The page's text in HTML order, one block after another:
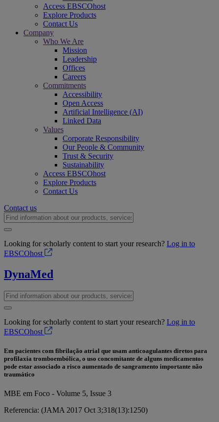
Access EBSCOhost
Explore Products
Contact Us
Company
Who We Are
Mission
Leadership
Offices
Careers
Commitments
Accessibility
Open Access
Artificial Intelligence (AI)
Linked Data
Values
Corporate Responsibility
Our People & Community
Trust & Security
Sustainability
Access EBSCOhost
Explore Products
Contact Us
Contact us
Looking for scholarly content to start your research? Log in to
EBSCOhost
DynaMed
Looking for scholarly content to start your research? Log in to
EBSCOhost
Em pacientes com fibrilação atrial que usam anticoagulantes diretos para
profilaxia tromboembólica, o uso concomitante de alguns medicamentos
pode estar associado a risco aumentado de sangramento importante não
traumático
MBE em Foco - Volume 5, Issue 3
Referencia: (JAMA 2017 Oct 3;318(13):1250)